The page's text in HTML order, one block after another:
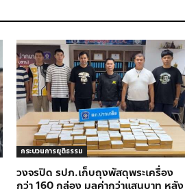
กระบวนการยุติธรรม
วงจรปิด รปภ.เก็บถุงพัสดุพระเครื่อง